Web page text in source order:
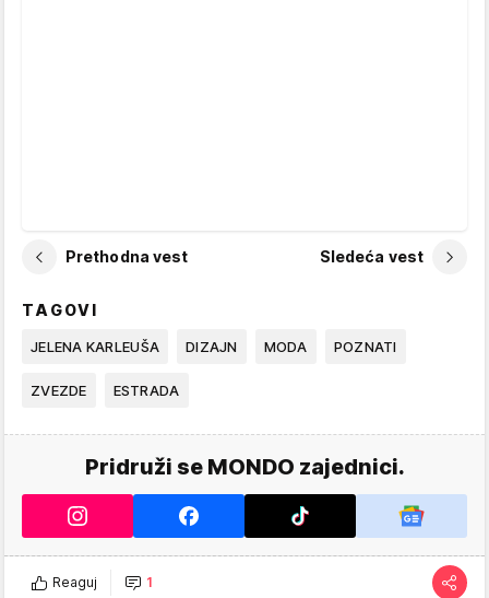
Prethodna vest Sledeća vest
TAGOVI
JELENA KARLEUŠA DIZAJN MODA POZNATI
ZVEZDE ESTRADA
Pridruži se MONDO zajednici.
Reaguj 1